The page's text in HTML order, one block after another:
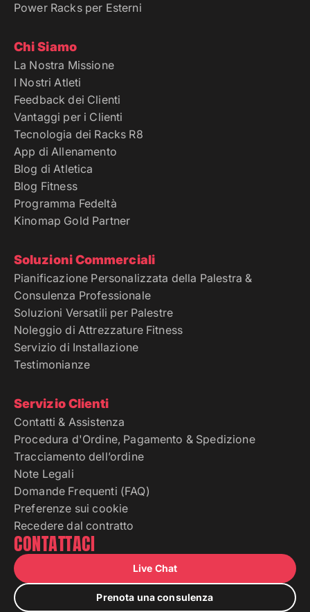
Power Racks per Esterni
Chi Siamo
La Nostra Missione
I Nostri Atleti
Feedback dei Clienti
Vantaggi per i Clienti
Tecnologia dei Racks R8
App di Allenamento
Blog di Atletica
Blog Fitness
Programma Fedeltà
Kinomap Gold Partner
Soluzioni Commerciali
Pianificazione Personalizzata della Palestra &
Consulenza Professionale
Soluzioni Versatili per Palestre
Noleggio di Attrezzature Fitness
Servizio di Installazione
Testimonianze
Servizio Clienti
Contatti & Assistenza
Procedura d'Ordine, Pagamento & Spedizione
Tracciamento dell’ordine
Note Legali
Domande Frequenti (FAQ)
Preferenze sui cookie
Recedere dal contratto
CONTATTACI
Live Chat
Prenota una consulenza